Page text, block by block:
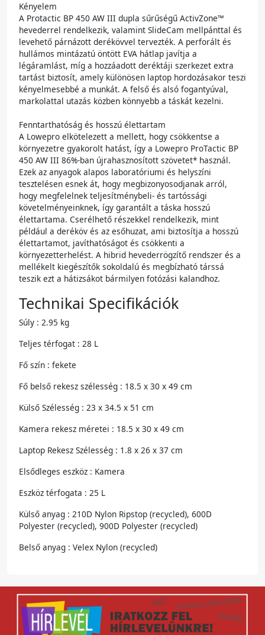
Kényelem
A Protactic BP 450 AW III dupla sűrűségű ActivZone™
hevederrel rendelkezik, valamint SlideCam mellpánttal és
levehető párnázott derékövvel tervezték. A perforált és
hullámos mintázatú öntött EVA hátlap javítja a
légáramlást, míg a hozzáadott deréktáji szerkezet extra
tartást biztosít, amely különösen laptop hordozásakor teszi
kényelmesebbé a munkát. A felső és alsó fogantyúval,
markolattal utazás közben könnyebb a táskát kezelni.
Fenntarthatóság és hosszú élettartam
A Lowepro elkötelezett a mellett, hogy csökkentse a
környezetre gyakorolt ​​hatást, így a Lowepro ProTactic BP
450 AW III 86%-ban újrahasznosított szövetet* használ.
Ezek az anyagok alapos laboratóriumi és helyszíni
tesztelésen esnek át, hogy megbizonyosodjanak arról,
hogy megfelelnek teljesítménybeli- és tartóssági
követelményeinknek, így garantált a táska hosszú
élettartama. Cserélhető részekkel rendelkezik, mint
például a deréköv és az esőhuzat, ami biztosítja a hosszú
élettartamot, javíthatóságot és csökkenti a
környezetterhelést. A hibrid hevederrögzítő rendszer és a
mellékelt kiegészítők sokoldalú és megbízható társsá
teszik ezt a hátizsákot bármilyen fotózási kalandhoz.
Technikai Specifikációk
Súly : 2.95 kg
Teljes térfogat : 28 L
Fő szín : fekete
Fő belső rekesz szélesség : 18.5 x 30 x 49 cm
Külső Szélesség : 23 x 34.5 x 51 cm
Kamera rekesz méretei : 18.5 x 30 x 49 cm
Laptop Rekesz Szélesség : 1.8 x 26 x 37 cm
Elsődleges eszköz : Kamera
Eszköz térfogata : 25 L
Külső anyag : 210D Nylon Ripstop (recycled), 600D
Polyester (recycled), 900D Polyester (recycled)
Belső anyag : Velex Nylon (recycled)